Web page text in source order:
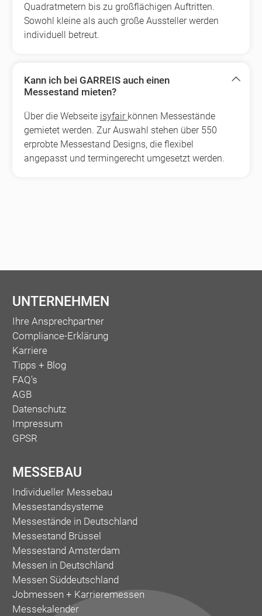
Quadratmetern bis zu großflächigen Auftritten.
Sowohl kleine als auch große Aussteller werden
individuell betreut.
Kann ich bei GARREIS auch einen
Messestand mieten?
Über die Webseite isyfair können Messestände
gemietet werden. Zur Auswahl stehen über 550
erprobte Messestand Designs, die flexibel
angepasst und termingerecht umgesetzt werden.
UNTERNEHMEN
Ihre Ansprechpartner
Compliance-Erklärung
Karriere
Tipps + Blog
FAQ's
AGB
Datenschutz
Impressum
GPSR
MESSEBAU
Individueller Messebau
Messestandsysteme
Messestände in Deutschland
Messestand Brüssel
Messestand Amsterdam
Messen in Deutschland
Messen Süddeutschland
Jobmessen + Karrieremessen
Messekalender